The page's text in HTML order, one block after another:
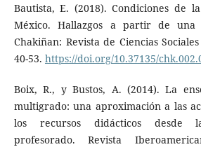
Bautista, E. (2018). Condiciones de
México. Hallazgos a partir de una
Chakiñan: Revista de Ciencias
40-53. https://doi.org/10.37135/
Boix, R., y Bustos, A. (2014). La
multigrado: una aproximación a las
los recursos didácticos desde
profesorado. Revista